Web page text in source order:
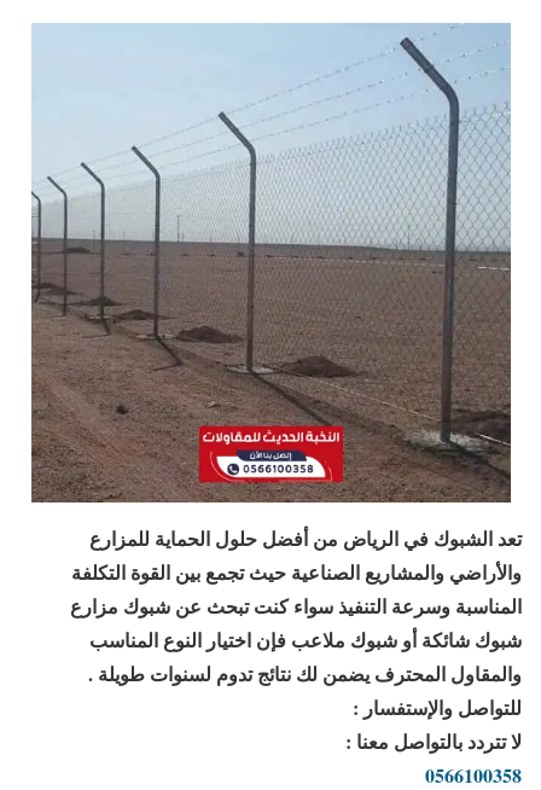
تعد الشبوك في الرياض من أفضل حلول الحماية للمزارع
والأراضي والمشاريع الصناعية حيث تجمع بين القوة التكلفة
المناسبة وسرعة التنفيذ سواء كنت تبحث عن شبوك مزارع
شبوك شائكة أو شبوك ملاعب فإن اختيار النوع المناسب
والمقاول المحترف يضمن لك نتائج تدوم لسنوات طويلة .
للتواصل والإستفسار :
لا تتردد بالتواصل معنا :
0566100358